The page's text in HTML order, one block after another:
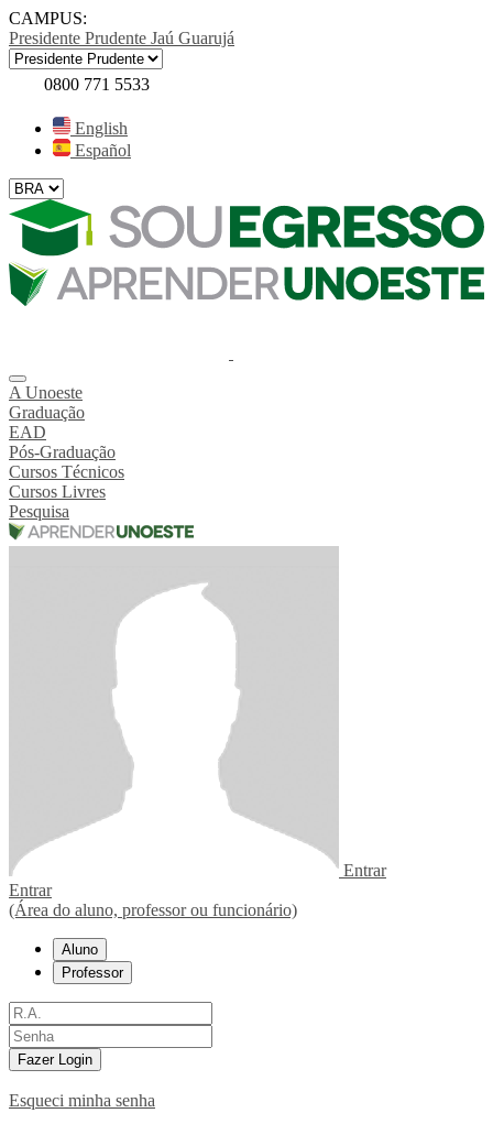
CAMPUS:
Presidente Prudente Jaú Guarujá
0800 771 5533
English
Español
A Unoeste
Graduação
EAD
Pós-Graduação
Cursos Técnicos
Cursos Livres
Pesquisa
Entrar
Entrar
(Área do aluno, professor ou funcionário)
Aluno
Professor
Fazer Login
Esqueci minha senha